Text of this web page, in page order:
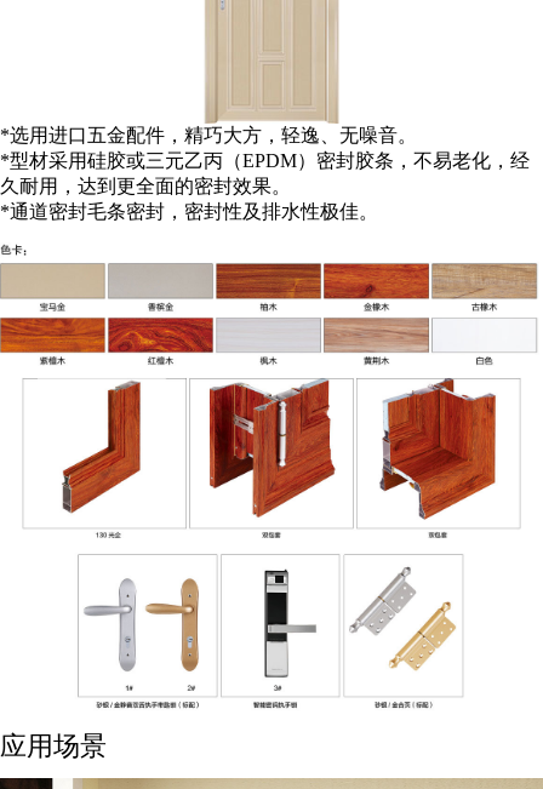
*选用进口五金配件，精巧大方，轻逸、无噪音。
*型材采用硅胶或三元乙丙（EPDM）密封胶条，不易老化，经
久耐用，达到更全面的密封效果。
*通道密封毛条密封，密封性及排水性极佳。
应用场景